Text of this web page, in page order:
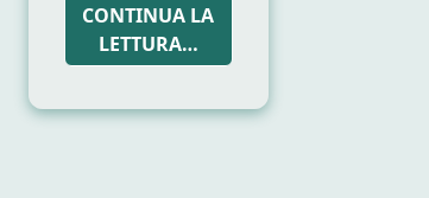
CONTINUA LA
LETTURA…